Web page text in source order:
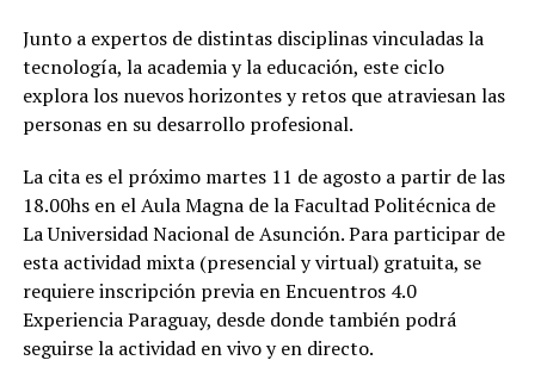
Junto a expertos de distintas disciplinas vinculadas la
tecnología, la academia y la educación, este ciclo
explora los nuevos horizontes y retos que atraviesan las
personas en su desarrollo profesional.
La cita es el próximo martes 11 de agosto a partir de las
18.00hs en el Aula Magna de la Facultad Politécnica de
La Universidad Nacional de Asunción. Para participar de
esta actividad mixta (presencial y virtual) gratuita, se
requiere inscripción previa en Encuentros 4.0
Experiencia Paraguay, desde donde también podrá
seguirse la actividad en vivo y en directo.